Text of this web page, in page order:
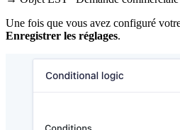
Une fois que vous avez configuré
Enregistrer les réglages.